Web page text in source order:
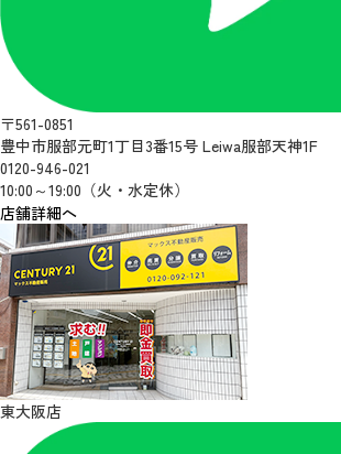
〒561-0851
豊中市服部元町1丁目3番15号 Leiwa服部天神1F
0120-946-021
10:00～19:00（火・水定休）
店舗詳細へ
東大阪店